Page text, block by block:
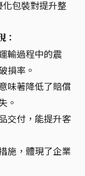
包裝對提升整
：
輸過程中的震
損率。
味著降低了賠償
。
交付，能提升客
施，體現了企業